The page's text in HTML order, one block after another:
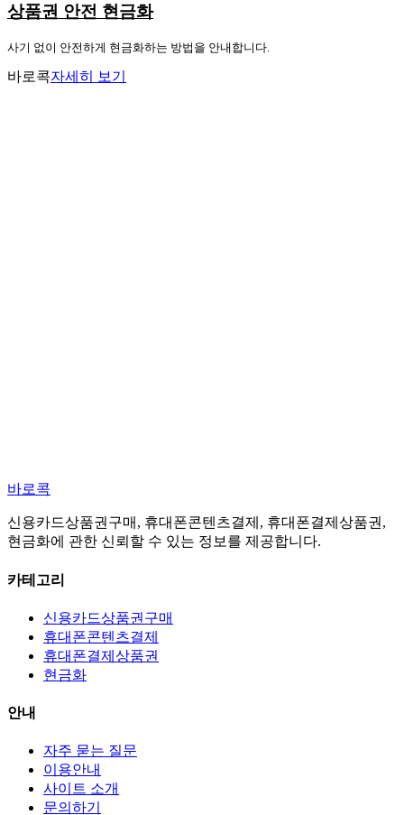
상품권 안전 현금화
사기 없이 안전하게 현금화하는 방법을 안내합니다.
바로콕자세히 보기
바로콕
신용카드상품권구매, 휴대폰콘텐츠결제, 휴대폰결제상품권,
현금화에 관한 신뢰할 수 있는 정보를 제공합니다.
카테고리
신용카드상품권구매
휴대폰콘텐츠결제
휴대폰결제상품권
현금화
안내
자주 묻는 질문
이용안내
사이트 소개
문의하기